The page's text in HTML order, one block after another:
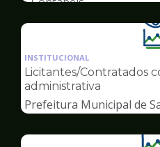
INSTITUCIONAL
Licitantes/Contratados
administrativa
Prefeitura Municipal de